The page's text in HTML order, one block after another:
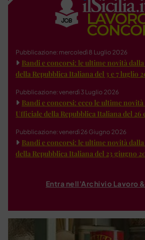
Pubblicazione: mercoledì 8 Luglio 2026
Bandi e concorsi: le ultime novità
della Repubblica Italiana del 3 e 7 luglio
Pubblicazione: venerdì 3 Luglio 2026
Bandi e concorsi: ecco le ultime novità
Ufficiale della Repubblica Italiana del 26
Pubblicazione: venerdì 26 Giugno 2026
Bandi e concorsi: le ultime novità
della Repubblica Italiana del 23 giugno
Entra nell'Archivio Lavoro